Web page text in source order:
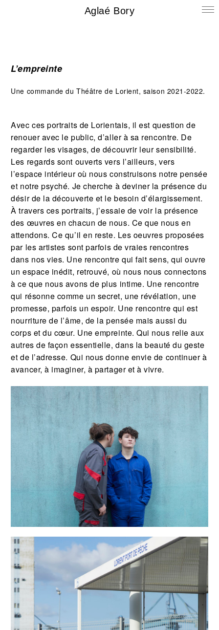
Aglaé Bory
L’empreinte
Une commande du Théâtre de Lorient, saison 2021-2022.
Avec ces portraits de Lorientais, il est question de
renouer avec le public, d’aller à sa rencontre. De
regarder les visages, de découvrir leur sensibilité.
Les regards sont ouverts vers l’ailleurs, vers
l’espace intérieur où nous construisons notre pensée
et notre psyché. Je cherche à deviner la présence du
désir de la découverte et le besoin d’élargissement.
À travers ces portraits, j’essaie de voir la présence
des œuvres en chacun de nous. Ce que nous en
attendons. Ce qu’il en reste. Les oeuvres proposées
par les artistes sont parfois de vraies rencontres
dans nos vies. Une rencontre qui fait sens, qui ouvre
un espace inédit, retrouvé, où nous nous connectons
à ce que nous avons de plus intime. Une rencontre
qui résonne comme un secret, une révélation, une
promesse, parfois un espoir. Une rencontre qui est
nourriture de l’âme, de la pensée mais aussi du
corps et du cœur. Une empreinte. Qui nous relie aux
autres de façon essentielle, dans la beauté du geste
et de l’adresse. Qui nous donne envie de continuer à
avancer, à imaginer, à partager et à vivre.